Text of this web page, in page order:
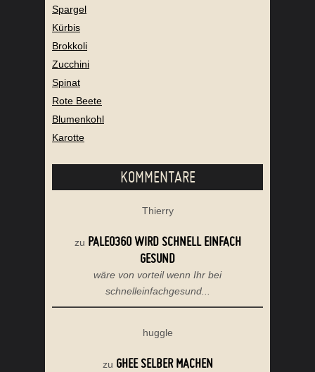
Spargel
Kürbis
Brokkoli
Zucchini
Spinat
Rote Beete
Blumenkohl
Karotte
KOMMENTARE
Thierry
zu PALEO360 WIRD SCHNELL EINFACH
GESUND
wäre von vorteil wenn Ihr bei
schnelleinfachgesund...
huggle
zu GHEE SELBER MACHEN